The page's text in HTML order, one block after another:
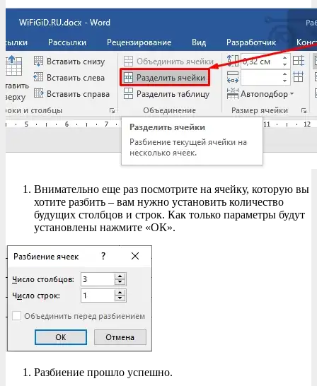
Внимательно еще раз посмотрите на ячейку, которую вы
хотите разбить – вам нужно установить количество
будущих столбцов и строк. Как только параметры будут
установлены нажмите «ОК».
Разбиение прошло успешно.